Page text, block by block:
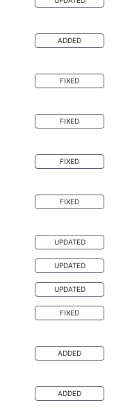
ADDED
FIXED
FIXED
FIXED
FIXED
UPDATED
UPDATED
UPDATED
FIXED
ADDED
ADDED